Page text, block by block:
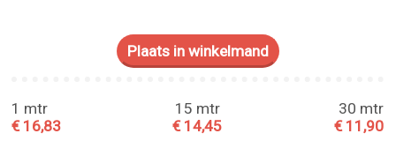
1 mtr
€ 16,83
15 mtr
€ 14,45
30 mtr
€ 11,90